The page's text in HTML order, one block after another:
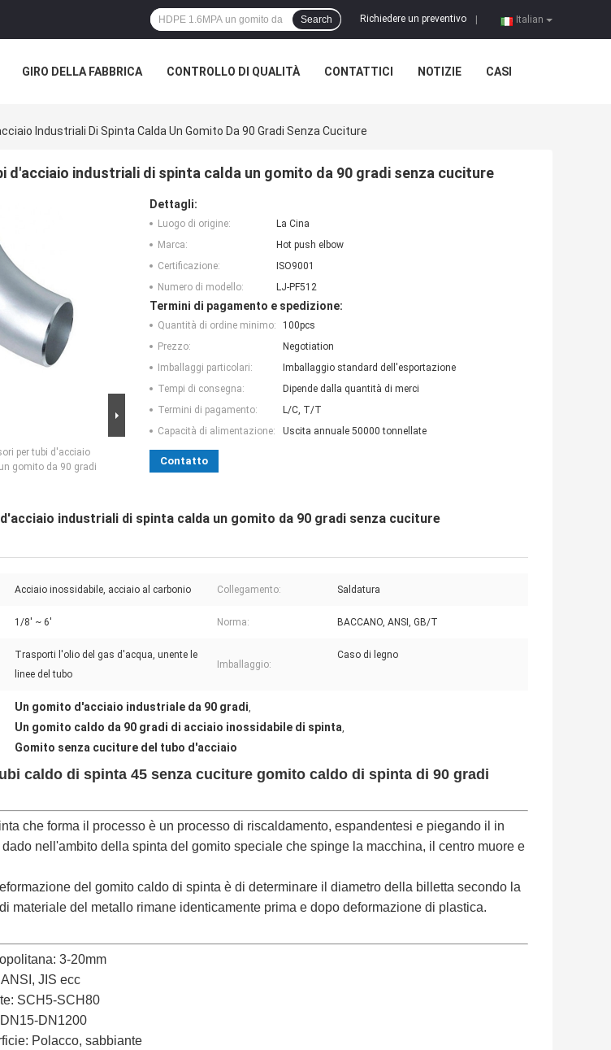
Italian
Richiedere un preventivo
Search
GIRO DELLA FABBRICA CONTROLLO DI QUALITÀ CONTATTICI NOTIZIE CASI
Industriali Di Spinta Calda Un Gomito Da 90 Gradi Senza Cuciture
d'acciaio industriali di spinta calda un gomito da 90 gradi senza cuciture
per tubi d'acciaio
gomito da 90 gradi
Dettagli:
Luogo di origine:
La Cina
Marca:
Hot push elbow
Certificazione:
ISO9001
Numero di modello:
LJ-PF512
Termini di pagamento e spedizione:
Quantità di ordine minimo:
100pcs
Prezzo:
Negotiation
Imballaggi particolari:
Imballaggio standard dell'esportazione
Tempi di consegna:
Dipende dalla quantità di merci
Termini di pagamento:
L/C, T/T
Capacità di alimentazione:
Uscita annuale 50000 tonnellate
Contatto
industriali di spinta calda un gomito da 90 gradi senza cuciture
Acciaio inossidabile, acciaio al carbonio Collegamento: Saldatura
1/8' ~ 6' Norma: BACCANO, ANSI, GB/T
Trasporti l'olio del gas d'acqua, unente le
linee del tubo
Imballaggio:
Caso di legno
Un gomito d'acciaio industriale da 90 gradi,
Un gomito caldo da 90 gradi di acciaio inossidabile di spinta,
Gomito senza cuciture del tubo d'acciaio
caldo di spinta 45 senza cuciture gomito caldo di spinta di 90 gradi
che forma il processo è un processo di riscaldamento, espandentesi e piegando il in
nell'ambito della spinta del gomito speciale che spinge la macchina, il centro muore e
del gomito caldo di spinta è di determinare il diametro della billetta secondo la
materiale del metallo rimane identicamente prima e dopo deformazione di plastica.
3-20mm
JIS ecc
SCH5-SCH80
DN1200
Polacco, sabbiante